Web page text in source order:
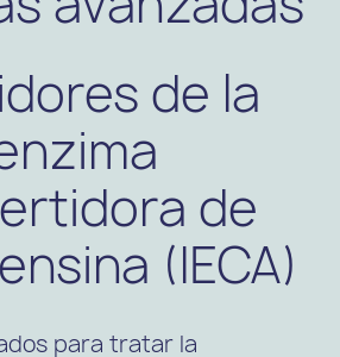
de la
de
(IECA)
para tratar la